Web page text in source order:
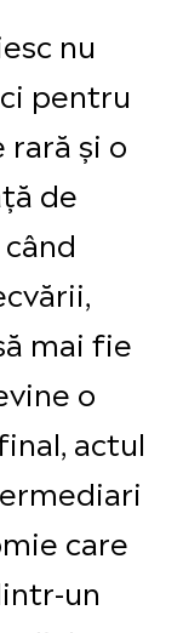
nu
pentru
și o
de
mai fie
o
actul
care
un